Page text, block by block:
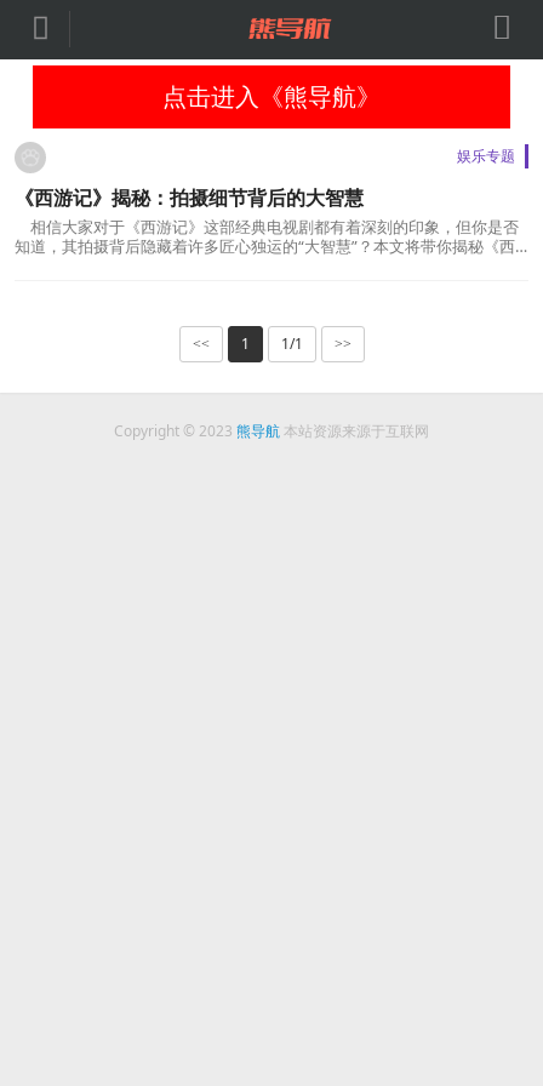
 
点击进入《熊导航》
娱乐专题
《西游记》揭秘：拍摄细节背后的大智慧
相信大家对于《西游记》这部经典电视剧都有着深刻的印象，但你是否
知道，其拍摄背后隐藏着许多匠心独运的“大智慧”？本文将带你揭秘《西
<< 1 1/1 >>
Copyright © 2023 熊导航本站资源来源于互联网